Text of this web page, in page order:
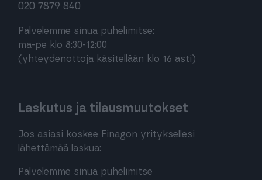
020 7879 840
Palvelemme sinua puhelimitse:
ma-pe klo 8:30-12:00
(yhteydenottoja käsitellään klo 16 asti)
Laskutus ja tilausmuutokset
Jos asiasi koskee Finagon yrityksellesi
lähettämää laskua:
Palvelemme sinua puhelimitse